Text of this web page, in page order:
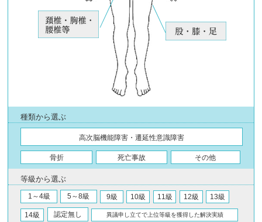
種類から選ぶ
高次脳機能障害・遷延性意識障害
骨折 死亡事故 その他
等級から選ぶ
1～4級 5～8級 9級 10級 11級 12級 13級
14級 認定無し 異議申し立てで上位等級を獲得した解決実績